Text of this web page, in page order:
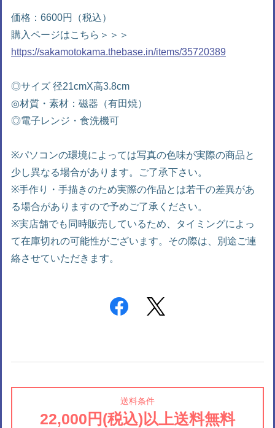
価格：6600円（税込）
購入ページはこちら＞＞＞
https://sakamotokama.thebase.in/items/35720389
◎サイズ 径21cmX高3.8cm
◎材質・素材：磁器（有田焼）
◎電子レンジ・食洗機可
※パソコンの環境によっては写真の色味が実際の商品と
少し異なる場合があります。ご了承下さい。
※手作り・手描きのため実際の作品とは若干の差異があ
る場合がありますので予めご了承ください。
※実店舗でも同時販売しているため、タイミングによっ
て在庫切れの可能性がございます。その際は、別途ご連
絡させていただきます。
送料条件
22,000円(税込)以上送料無料